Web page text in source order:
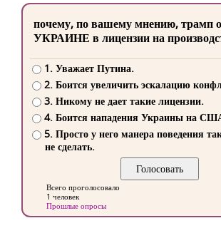
почему, по вашему мнению, трамп
УКРАИНЕ в лицензии на
1. Уважает Путина.
2. Боится увеличить эскалацию
3. Никому не дает такие лицензии.
4. Боится нападения Украины на
5. Просто у него манера поведения
не сделать.
Всего проголосовало
1 человек
Прошлые опросы